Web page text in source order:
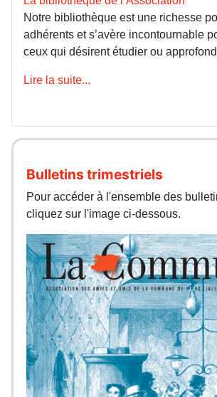
Notre bibliothèque est une richesse
adhérents et s’avère incontournable
ceux qui désirent étudier ou
Lire la suite...
Bulletins trimestriels
Pour accéder à l'ensemble des
cliquez sur l'image ci-dessous.